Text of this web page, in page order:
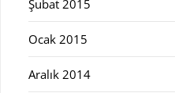
Şubat 2015
Ocak 2015
Aralık 2014